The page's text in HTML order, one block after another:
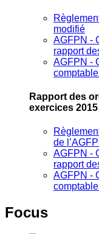
modifié
AGFPN ‐
rapport
AGFPN ‐
Rapport des
exercices 2015
de
AGFPN ‐
rapport
AGFPN ‐
Focus